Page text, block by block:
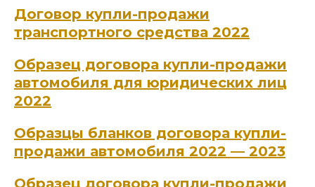
Договор купли-продажи
транспортного средства 2022
Образец договора купли-продажи
автомобиля для юридических лиц
2022
Образцы бланков договора купли-
продажи автомобиля 2022 — 2023
Образец договора купли-продажи